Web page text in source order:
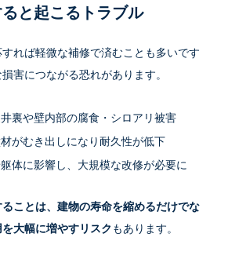
と起こるトラブル
れば軽微な補修で済むことも多いです
害につながる恐れがあります。
裏や壁内部の腐食・シロアリ被害
がむき出しになり耐久性が低下
体に影響し、大規模な改修が必要に
ことは、建物の寿命を縮めるだけでな
大幅に増やすリスク もあります。